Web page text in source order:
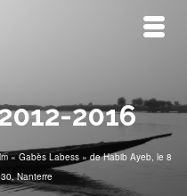
2016
« Gabès Labess » de Habib Ayeb, le 8
Nanterre